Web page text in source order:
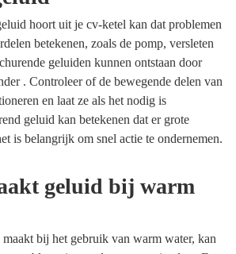
hoort uit je cv-ketel kan dat problemen
betekenen, zoals de pomp, versleten
geluiden kunnen ontstaan door
. Controleer of de bewegende delen van
en laat ze als het nodig is
geluid kan betekenen dat er grote
is belangrijk om snel actie te ondernemen.
geluid bij warm
bij het gebruik van warm water, kan